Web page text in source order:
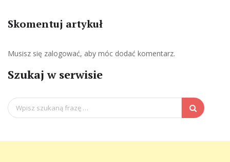
Skomentuj artykuł
Musisz się zalogować, aby móc dodać komentarz.
Szukaj w serwisie
Search
for: